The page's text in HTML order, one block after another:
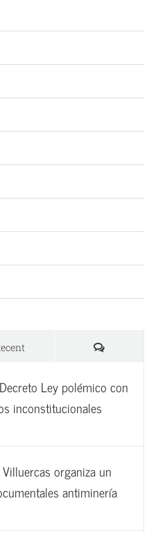
Comments
Ley polémico con
inconstitucionales
organiza un
antiminería